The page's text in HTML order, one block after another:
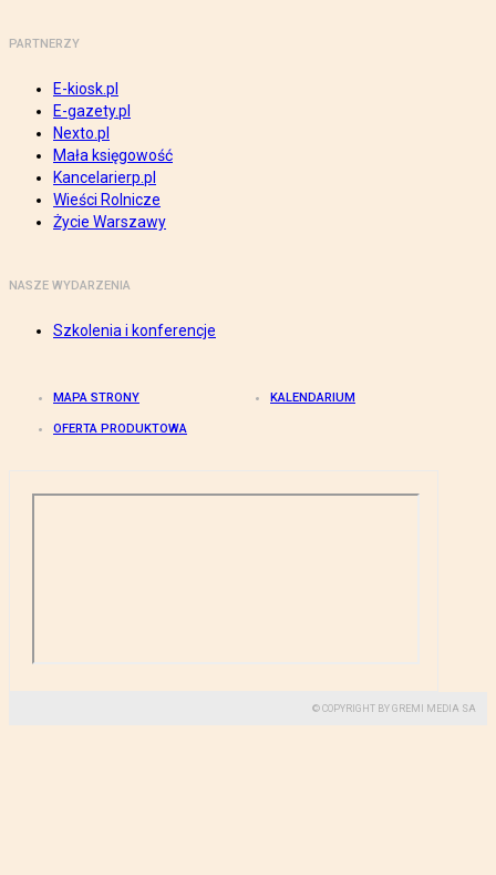
PARTNERZY
E-kiosk.pl
E-gazety.pl
Nexto.pl
Mała księgowość
Kancelarierp.pl
Wieści Rolnicze
Życie Warszawy
NASZE WYDARZENIA
Szkolenia i konferencje
MAPA STRONY KALENDARIUM
OFERTA PRODUKTOWA
© COPYRIGHT BY GREMI MEDIA SA